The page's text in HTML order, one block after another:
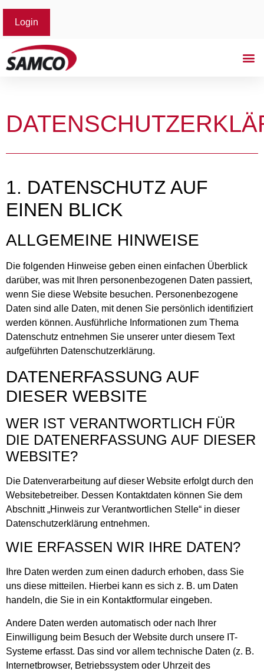
Login
1. DATENSCHUTZ AUF
EINEN BLICK
ALLGEMEINE HINWEISE
Die folgenden Hinweise geben einen einfachen Überblick
darüber, was mit Ihren personenbezogenen Daten passiert,
wenn Sie diese Website besuchen. Personenbezogene
Daten sind alle Daten, mit denen Sie persönlich identifiziert
werden können. Ausführliche Informationen zum Thema
Datenschutz entnehmen Sie unserer unter diesem Text
aufgeführten Datenschutzerklärung.
DATENERFASSUNG AUF
DIESER WEBSITE
WER IST VERANTWORTLICH FÜR
DIE DATENERFASSUNG AUF DIESER
WEBSITE?
Die Datenverarbeitung auf dieser Website erfolgt durch den
Websitebetreiber. Dessen Kontaktdaten können Sie dem
Abschnitt „Hinweis zur Verantwortlichen Stelle“ in dieser
Datenschutzerklärung entnehmen.
WIE ERFASSEN WIR IHRE DATEN?
Ihre Daten werden zum einen dadurch erhoben, dass Sie
uns diese mitteilen. Hierbei kann es sich z. B. um Daten
handeln, die Sie in ein Kontaktformular eingeben.
Andere Daten werden automatisch oder nach Ihrer
Einwilligung beim Besuch der Website durch unsere IT-
Systeme erfasst. Das sind vor allem technische Daten (z. B.
Internetbrowser, Betriebssystem oder Uhrzeit des